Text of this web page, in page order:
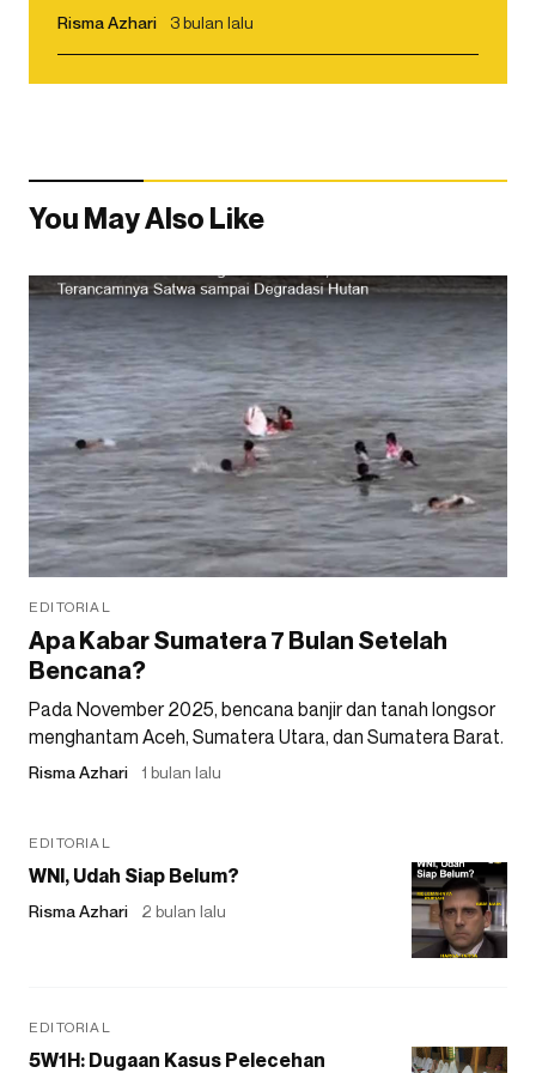
Risma Azhari 3 bulan lalu
You May Also Like
EDITORIAL
Apa Kabar Sumatera 7 Bulan Setelah
Bencana?
Pada November 2025, bencana banjir dan tanah longsor
menghantam Aceh, Sumatera Utara, dan Sumatera Barat.
Risma Azhari 1 bulan lalu
EDITORIAL
WNI, Udah Siap Belum?
Risma Azhari 2 bulan lalu
EDITORIAL
5W1H: Dugaan Kasus Pelecehan